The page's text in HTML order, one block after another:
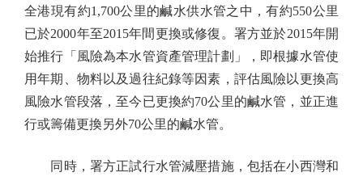
全港現有約1,700公里的鹹水供水管之中，有約550公里
已於2000年至2015年間更換或修復。署方並於2015年開
始推行「風險為本水管資產管理計劃」，即根據水管使
用年期、物料以及過往紀錄等因素，評估風險以更換高
風險水管段落，至今已更換約70公里的鹹水管，並正進
行或籌備更換另外70公里的鹹水管。
同時，署方正試行水管減壓措施，包括在小西灣和